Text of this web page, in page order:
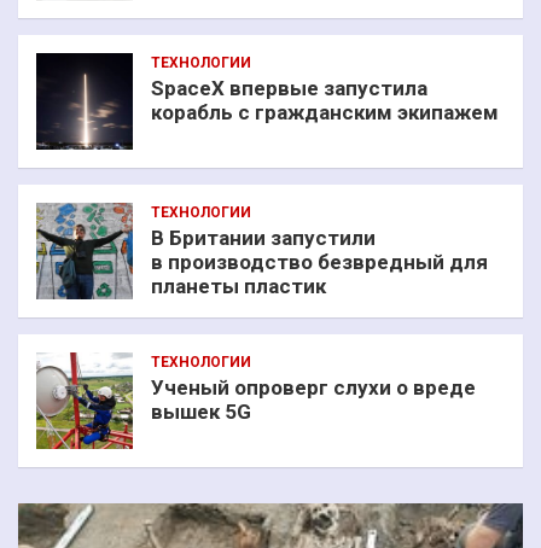
ТЕХНОЛОГИИ
SpaceX впервые запустила
корабль с гражданским экипажем
ТЕХНОЛОГИИ
В Британии запустили
в производство безвредный для
планеты пластик
ТЕХНОЛОГИИ
Ученый опроверг слухи о вреде
вышек 5G